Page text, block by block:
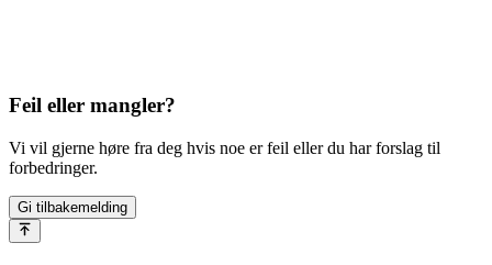
Feil eller mangler?
Vi vil gjerne høre fra deg hvis noe er feil eller du har forslag til
forbedringer.
Gi tilbakemelding